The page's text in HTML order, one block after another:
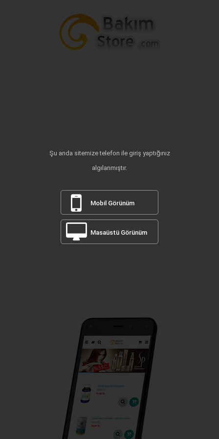
Şu anda sitemize telefon ile giriş yaptığınız
algılanmıştır.
Mobil Görünüm
Masaüstü Görünüm